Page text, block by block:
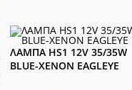
ΛΑΜΠΑ HS1 12V 35/35W
BLUE-XENON EAGLEYE